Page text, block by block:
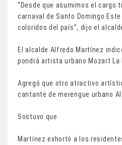
“Desde que asumimos el cargo
carnaval de Santo Domingo
coloridos del país”, dijo el
El alcalde Alfredo Martínez
pondrá artista urbano Mozart La
Agregó que otro atractivo
cantante de merengue urbano
Sostuvo que
Martínez exhortó a los